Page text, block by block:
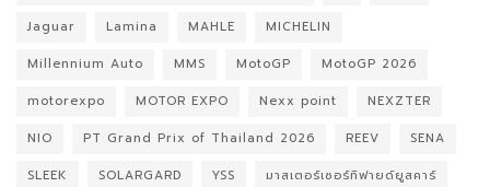
Jaguar
Lamina MAHLE
MICHELIN
Millennium Auto
MMS MotoGP
MotoGP 2026
motorexpo
MOTOR EXPO Nexx point
NEXZTER
NIO
PT Grand Prix of Thailand 2026 REEV
SENA
SLEEK
SOLARGARD YSS
มาสเตอร์เซอร์ทิฟายด์ยูสคาร์